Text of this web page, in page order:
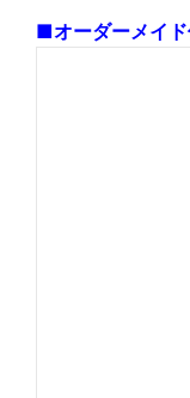
■オーダーメイド